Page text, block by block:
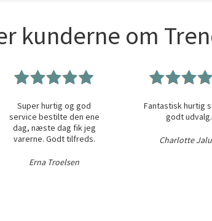
kunderne om
Super hurtig og god
service bestilte den ene
dag, næste dag fik jeg
varerne. Godt tilfreds.
Erna Troelsen
Fantastisk hurtig
godt udvalg.
Charlotte